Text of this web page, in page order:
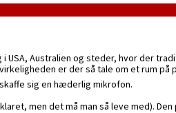
USA, Australien og steder, hvor der
er der så tale om et rum på
sig en hæderlig mikrofon.
men det må man så leve med).